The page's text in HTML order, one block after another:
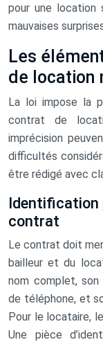
pour une location
mauvaises
Les
de location
La loi impose la
contrat de
imprécision
difficultés
être rédigé avec
Identification
contrat
Le contrat doit
bailleur et du
nom complet,
de téléphone, et
Pour le locataire,
Une pièce